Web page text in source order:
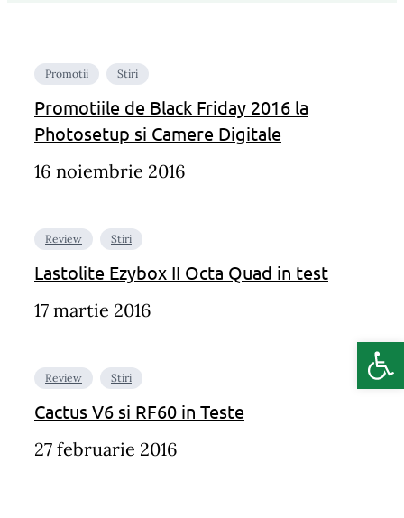
Promotii Stiri
Promotiile de Black Friday 2016 la
Photosetup si Camere Digitale
16 noiembrie 2016
Review Stiri
Lastolite Ezybox II Octa Quad in test
17 martie 2016
Review Stiri
Cactus V6 si RF60 in Teste
27 februarie 2016